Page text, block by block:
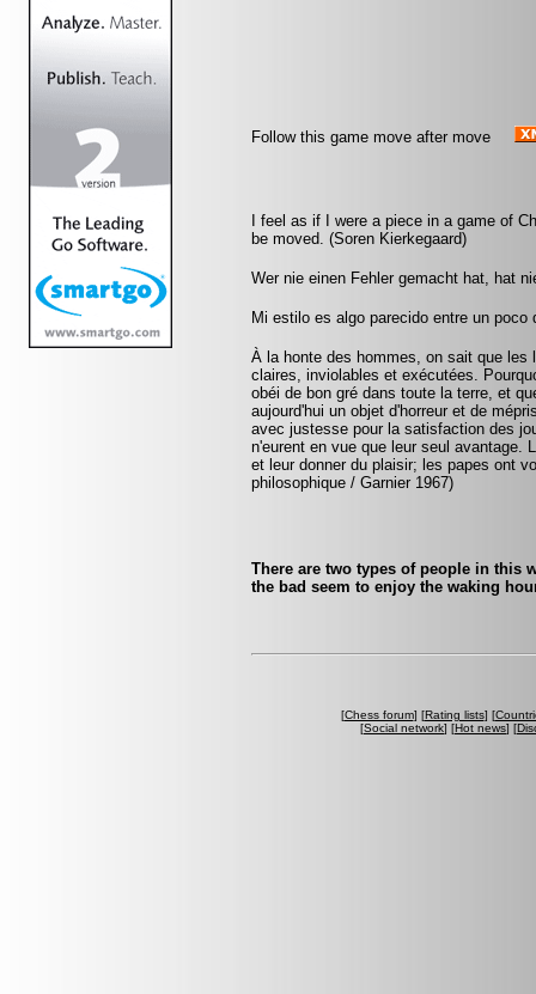
Follow this game move after move
I feel as if I were a piece in a game of
be moved. (Soren Kierkegaard)
Wer nie einen Fehler gemacht hat, hat
Mi estilo es algo parecido entre un
À la honte des hommes, on sait que
claires, inviolables et exécutées.
obéi de bon gré dans toute la terre, et
aujourd'hui un objet d'horreur et de
avec justesse pour la satisfaction des
n'eurent en vue que leur seul avantage.
et leur donner du plaisir; les papes ont
philosophique / Garnier 1967)
There are two types of people in this
the bad seem to enjoy the waking
[Chess forum] [Rating lists] [
[Social network] [Hot news] [